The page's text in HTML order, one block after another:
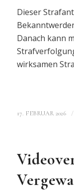
Dieser
Danach kann
wirksamen
17. FEBRUAR 2026 /